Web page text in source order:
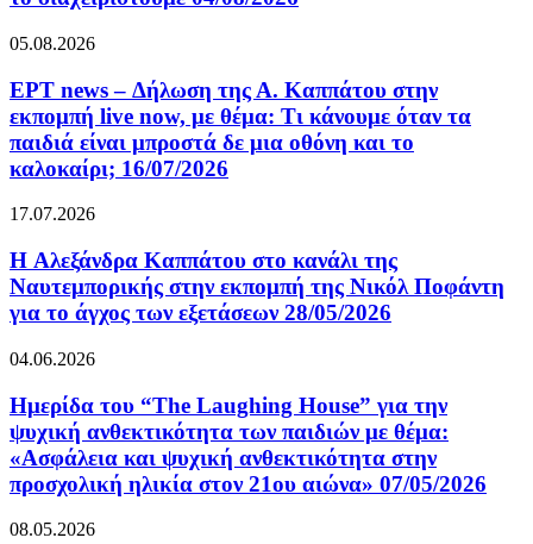
05.08.2026
ΕΡΤ news – Δήλωση της Α. Καππάτου στην
εκπομπή live now, με θέμα: Τι κάνουμε όταν τα
παιδιά είναι μπροστά δε μια οθόνη και το
καλοκαίρι; 16/07/2026
17.07.2026
H Αλεξάνδρα Καππάτου στο κανάλι της
Ναυτεμπορικής στην εκπομπή της Νικόλ Ποφάντη
για το άγχος των εξετάσεων 28/05/2026
04.06.2026
Ημερίδα του “The Laughing House” για την
ψυχική ανθεκτικότητα των παιδιών με θέμα:
«Ασφάλεια και ψυχική ανθεκτικότητα στην
προσχολική ηλικία στον 21ου αιώνα» 07/05/2026
08.05.2026